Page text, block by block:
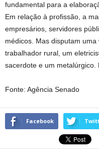
fundamental para a
Em relação à profissão, a
empresários, servidores
médicos. Mas disputam
trabalhador rural, um
sacerdote e um metalúrgico.
Fonte: Agência Senado
Facebook